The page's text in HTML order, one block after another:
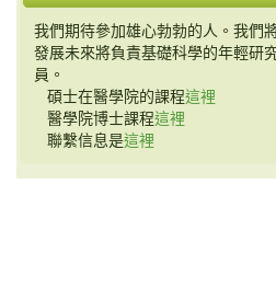
我們期待參加雄心勃勃的人。我們
發展未來將負責基礎科學的年輕研
員。
碩士在醫學院的課程這裡
醫學院博士課程這裡
聯繫信息是這裡